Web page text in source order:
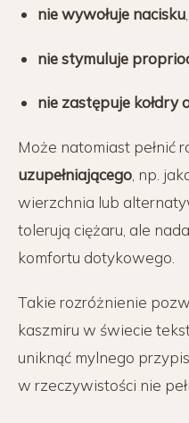
nie wywołuje nacisku,
nie stymuluje
nie zastępuje kołdry
Może natomiast pełnić
uzupełniającego , np.
wierzchnia lub
tolerują ciężaru, ale
komfortu dotykowego.
Takie rozróżnienie
kaszmiru w świecie
uniknąć mylnego
w rzeczywistości nie